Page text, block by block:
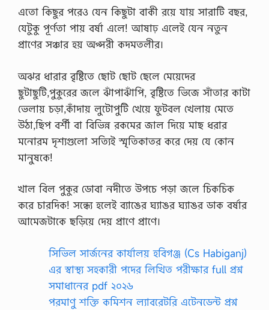
S
i
o
য়া
খ
এতো কিছুর পরেও যেন কিছুটা বাকী রয়ে যায় সারাটি বছর,
যেটুকু পূর্ণতা পায় বর্ষা এলে! আষাঢ় এলেই যেন নতুন
প্রাণের সঞ্চার হয় অপ্সরী কদমতলীর।
অঝর ধারার বৃষ্টিতে ছোট ছোট ছেলে মেয়েদের
ছুটাছুটি,পুকুরের জলে ঝাঁপাঝাঁপি, বৃষ্টিতে ভিজে সাঁতার কাটা
ভেলায় চড়া,কাঁদায় লুটোপুটি খেয়ে ফুটবল খেলায় মেতে
উঠা,ছিপ বর্শী বা বিভিন্ন রকমের জাল দিয়ে মাছ ধরার
মনোরম দৃশ্যগুলো সত্যিই স্মৃতিকাতর করে দেয় যে কোন
মানুষকে!
খাল বিল পুকুর ডোবা নদীতে উপচে পড়া জলে চিকচিক
করে চারদিক! সন্ধ্যে হলেই ব্যাঙের ঘ্যাঙর ঘ্যাঙর ডাক বর্ষার
আমেজটাকে ছড়িয়ে দেয় প্রাণে প্রাণে।
সিভিল সার্জনের কার্যালয় হবিগঞ্জ (Cs Habiganj)
এর স্বাস্থ্য সহকারী পদের লিখিত পরীক্ষার full প্রশ্ন
সমাধানের pdf ২০২৬
পরমাণু শক্তি কমিশন ল্যাবরেটরি এটেনডেন্ট প্রশ্ন